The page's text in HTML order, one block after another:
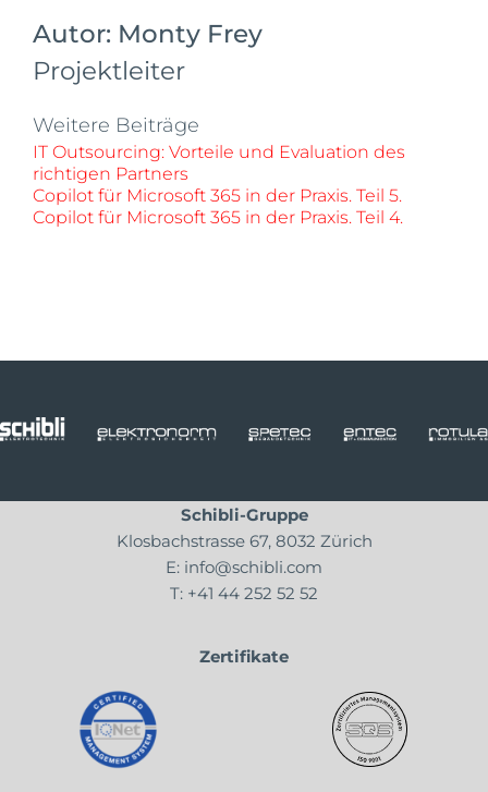
Autor: Monty Frey
Projektleiter
Weitere Beiträge
IT Outsourcing: Vorteile und Evaluation des
richtigen Partners
Copilot für Microsoft 365 in der Praxis. Teil 5.
Copilot für Microsoft 365 in der Praxis. Teil 4.
Schibli-Gruppe
Klosbachstrasse 67, 8032 Zürich
E: info@schibli.com
T: +41 44 252 52 52
Zertifikate